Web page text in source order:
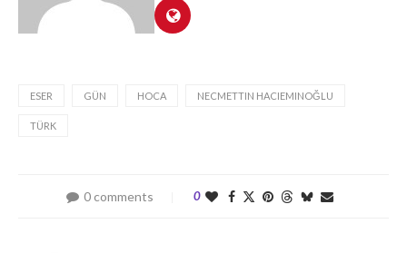
ESER GÜN HOCA NECMETTIN HACIEMINOĞLU
TÜRK
0 comments 0